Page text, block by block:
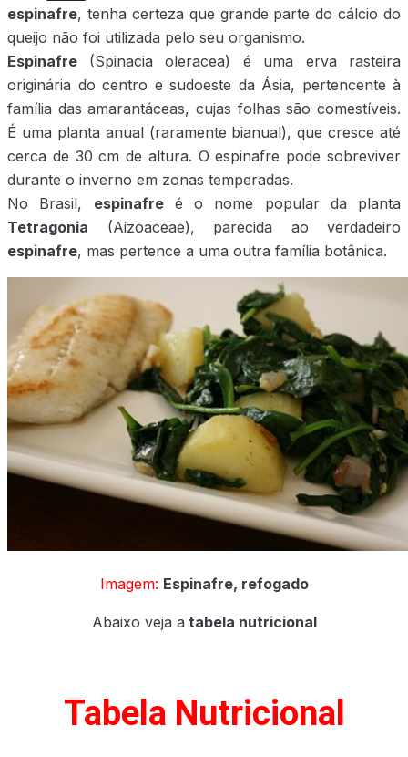
espinafre, tenha certeza que grande parte do cálcio do
queijo não foi utilizada pelo seu organismo.
Espinafre (Spinacia oleracea) é uma erva rasteira
originária do centro e sudoeste da Ásia, pertencente à
família das amarantáceas, cujas folhas são comestíveis.
É uma planta anual (raramente bianual), que cresce até
cerca de 30 cm de altura. O espinafre pode sobreviver
durante o inverno em zonas temperadas.
No Brasil, espinafreé o nome popular da planta
Tetragonia (Aizoaceae), parecida ao verdadeiro
espinafre, mas pertence a uma outra família botânica.
Imagem: Espinafre, refogado
Abaixo veja a tabela nutricional
Tabela Nutricional